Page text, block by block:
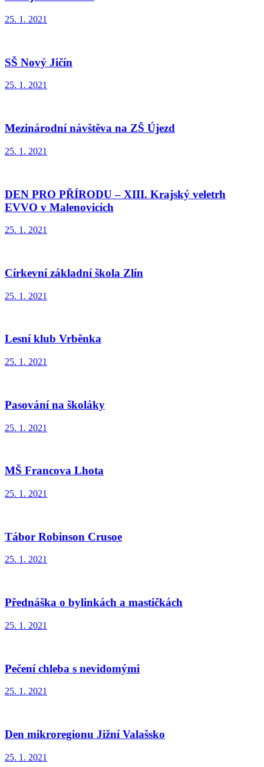
25. 1. 2021
SŠ Nový Jičín
25. 1. 2021
Mezinárodní návštěva na ZŠ Újezd
25. 1. 2021
DEN PRO PŘÍRODU – XIII. Krajský veletrh
EVVO v Malenovicích
25. 1. 2021
Církevní základní škola Zlín
25. 1. 2021
Lesní klub Vrběnka
25. 1. 2021
Pasování na školáky
25. 1. 2021
MŠ Francova Lhota
25. 1. 2021
Tábor Robinson Crusoe
25. 1. 2021
Přednáška o bylinkách a mastičkách
25. 1. 2021
Pečení chleba s nevidomými
25. 1. 2021
Den mikroregionu Jižní Valašsko
25. 1. 2021